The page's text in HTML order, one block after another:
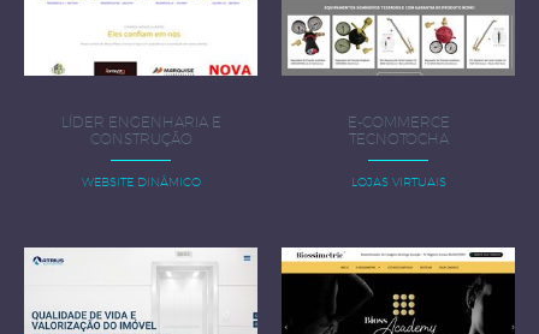
LÍDER ENGENHARIA E
CONSTRUÇÃO
WEBSITE DINÂMICO
E-COMMERCE
TECNOTOCHA
LOJAS VIRTUAIS